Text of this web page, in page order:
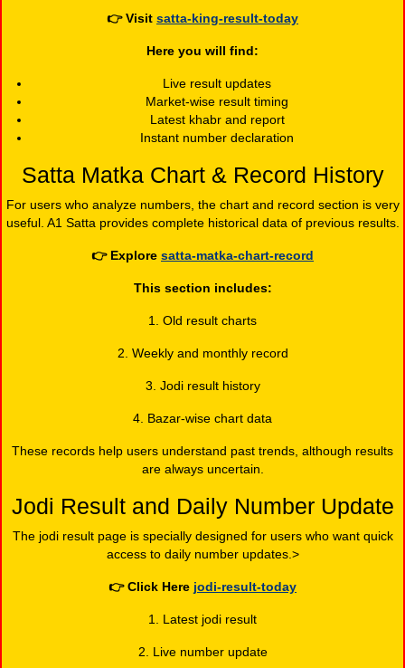
👉Visit satta-king-result-today
Here you will find:
Live result updates
Market-wise result timing
Latest khabr and report
Instant number declaration
Satta Matka Chart & Record History
For users who analyze numbers, the chart and record section is very
useful. A1 Satta provides complete historical data of previous results.
👉 Explore satta-matka-chart-record
This section includes:
1. Old result charts
2. Weekly and monthly record
3. Jodi result history
4. Bazar-wise chart data
These records help users understand past trends, although results
are always uncertain.
Jodi Result and Daily Number Update
The jodi result page is specially designed for users who want quick
access to daily number updates.>
👉Click Here jodi-result-today
1. Latest jodi result
2. Live number update